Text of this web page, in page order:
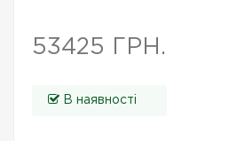
53425 ГРН.
В наявності